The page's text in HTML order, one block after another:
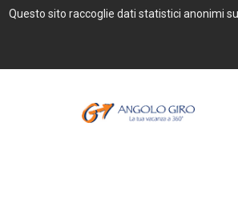
Questo sito raccoglie dati statistici anonimi